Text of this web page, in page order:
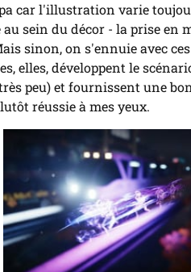
car l'illustration varie
sein du décor - la prise en
sinon, on s'ennuie avec
elles, développent le
peu) et fournissent une
réussie à mes yeux.